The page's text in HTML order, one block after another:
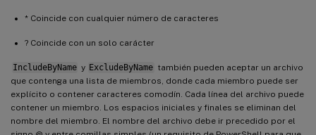
* Coincide con cualquier número de caracteres
? Coincide con un solo carácter
IncludeByName y ExcludeByName también pueden aceptar un archivo
que contenga una lista de miembros, donde cada miembro puede ser
explícito o contener caracteres comodín. Cada línea del archivo puede
contener un miembro. Los espacios iniciales y finales se eliminan del
nombre del miembro. El nombre del archivo debe ir precedido por el